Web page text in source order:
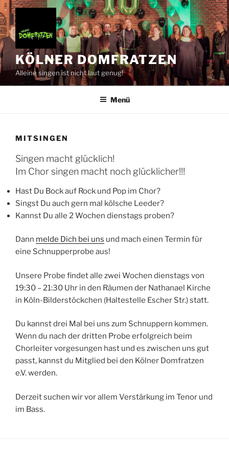
Zum
Inhalt
springen
KÖLNER DOMFRATZEN
Alleine singen ist nicht laut genug!
Menü
MITSINGEN
Singen macht glücklich!
Im Chor singen macht noch glücklicher!!!
Hast Du Bock auf Rock und Pop im Chor?
Singst Du auch gern mal kölsche Leeder?
Kannst Du alle 2 Wochen dienstags proben?
Dann melde Dich bei uns und mach einen Termin für
eine Schnupperprobe aus!
Unsere Probe findet alle zwei Wochen dienstags von
19:30 – 21:30 Uhr in den Räumen der Nathanael Kirche
in Köln-Bilderstöckchen (Haltestelle Escher Str.) statt.
Du kannst drei Mal bei uns zum Schnuppern kommen.
Wenn du nach der dritten Probe erfolgreich beim
Chorleiter vorgesungen hast und es zwischen uns gut
passt, kannst du Mitglied bei den Kölner Domfratzen
e.V. werden.
Derzeit suchen wir vor allem Verstärkung im Tenor und
im Bass.